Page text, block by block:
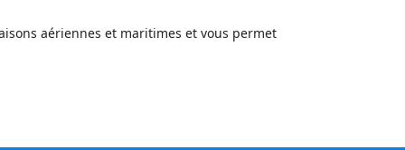
aériennes et maritimes et vous permet